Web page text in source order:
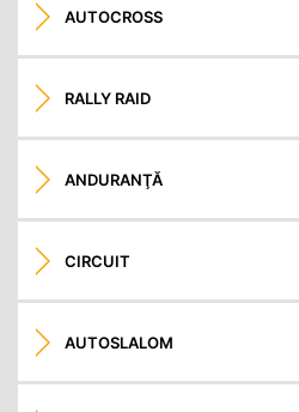
AUTOCROSS
RALLY RAID
ANDURANŢĂ
CIRCUIT
AUTOSLALOM